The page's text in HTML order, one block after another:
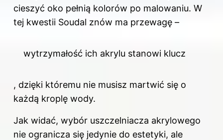
cieszyć oko pełnią kolorów po malowaniu. W
tej kwestii Soudal znów ma przewagę –
wytrzymałość ich akrylu stanowi klucz
, dzięki któremu nie musisz martwić się o
każdą kroplę wody.
Jak widać, wybór uszczelniacza akrylowego
nie ogranicza się jedynie do estetyki, ale